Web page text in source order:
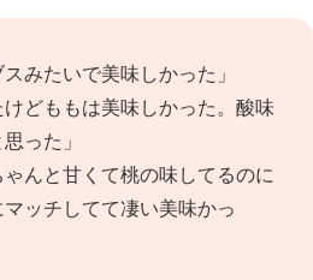
みたいで美味しかった」
けどももは美味しかった。酸味
った」
ゃんと甘くて桃の味してるのに
ッチしてて凄い美味かっ